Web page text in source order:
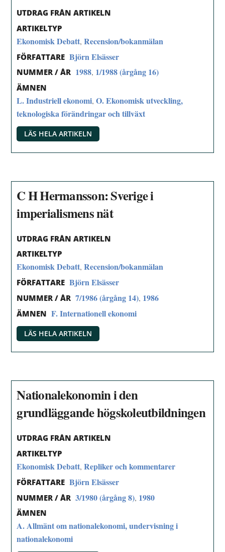
UTDRAG FRÅN ARTIKELN
ARTIKELTYP
Ekonomisk Debatt,Recension/bokanmälan
FÖRFATTARE Björn Elsässer
NUMMER / ÅR 1988, 1/1988 (årgång 16)
ÄMNEN
L. Industriell ekonomi,O. Ekonomisk utveckling,
teknologiska förändringar och tillväxt
LÄS HELA ARTIKELN
C H Hermansson: Sverige i
imperialismens nät
UTDRAG FRÅN ARTIKELN
ARTIKELTYP
Ekonomisk Debatt,Recension/bokanmälan
FÖRFATTARE Björn Elsässer
NUMMER / ÅR 7/1986 (årgång 14), 1986
ÄMNEN F. Internationell ekonomi
LÄS HELA ARTIKELN
Nationalekonomin i den
grundläggande högskoleutbildningen
UTDRAG FRÅN ARTIKELN
ARTIKELTYP
Ekonomisk Debatt,Repliker och kommentarer
FÖRFATTARE Björn Elsässer
NUMMER / ÅR 3/1980 (årgång 8), 1980
ÄMNEN
A. Allmänt om nationalekonomi, undervisning i
nationalekonomi